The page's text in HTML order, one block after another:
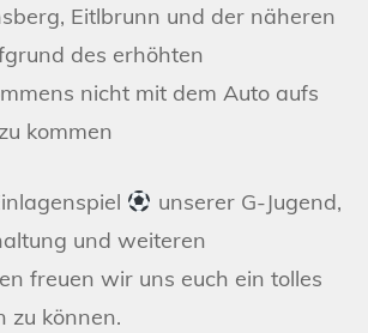
Eitlbrunn und der näheren
des erhöhten
nicht mit dem Auto aufs
kommen
unserer G-Jugend,
und weiteren
freuen wir uns euch ein tolles
zu können.